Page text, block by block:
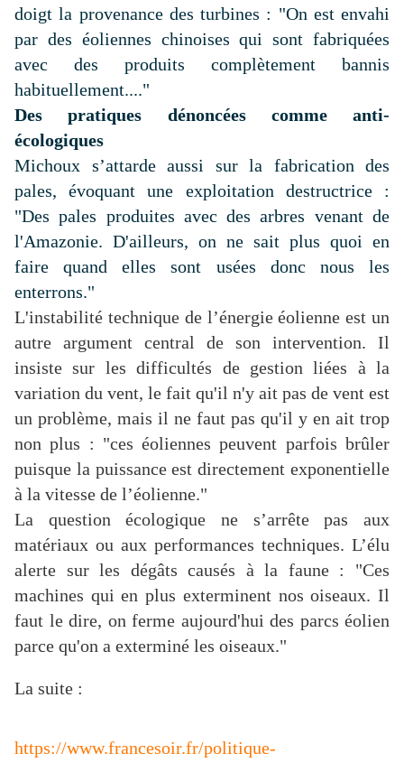
doigt la provenance des turbines : "On est envahi
par des éoliennes chinoises qui sont fabriquées
avec des produits complètement bannis
habituellement...."
Des pratiques dénoncées comme anti-
écologiques
Michoux s’attarde aussi sur la fabrication des
pales, évoquant une exploitation destructrice :
"Des pales produites avec des arbres venant de
l'Amazonie. D'ailleurs, on ne sait plus quoi en
faire quand elles sont usées donc nous les
enterrons."
L'instabilité technique de l’énergie éolienne est un
autre argument central de son intervention. Il
insiste sur les difficultés de gestion liées à la
variation du vent, le fait qu'il n'y ait pas de vent est
un problème, mais il ne faut pas qu'il y en ait trop
non plus : "ces éoliennes peuvent parfois brûler
puisque la puissance est directement exponentielle
à la vitesse de l’éolienne."
La question écologique ne s’arrête pas aux
matériaux ou aux performances techniques. L’élu
alerte sur les dégâts causés à la faune : "Ces
machines qui en plus exterminent nos oiseaux. Il
faut le dire, on ferme aujourd'hui des parcs éolien
parce qu'on a exterminé les oiseaux."
La suite :
https://www.francesoir.fr/politique-